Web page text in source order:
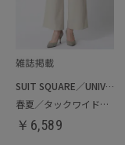
SUIT SQUARE／UNIVERSAL LANGUAGE／WHITE
春夏／タックワイドパンツ
￥ 6,589